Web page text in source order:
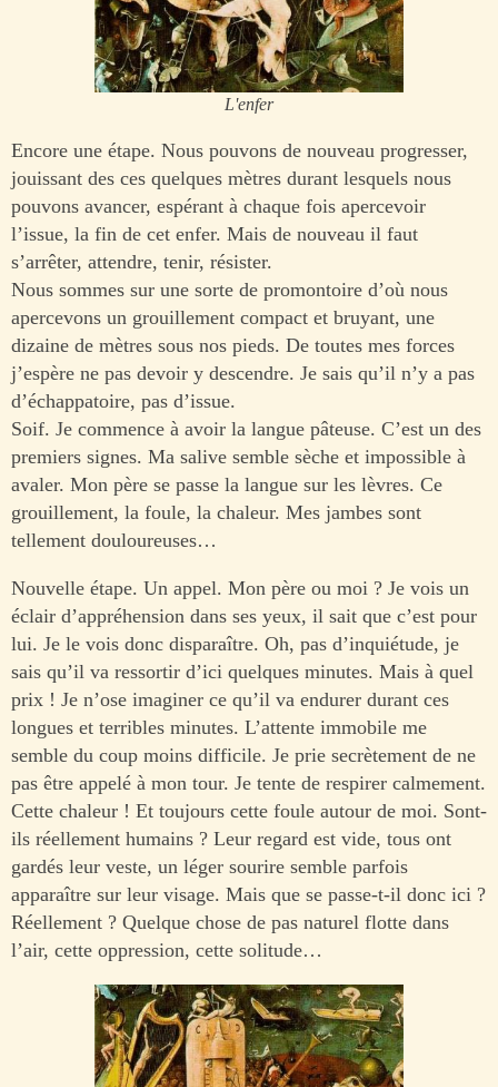
L'enfer
Encore une étape. Nous pouvons de nouveau progresser,
jouissant des ces quelques mètres durant lesquels nous
pouvons avancer, espérant à chaque fois apercevoir
l’issue, la fin de cet enfer. Mais de nouveau il faut
s’arrêter, attendre, tenir, résister.
Nous sommes sur une sorte de promontoire d’où nous
apercevons un grouillement compact et bruyant, une
dizaine de mètres sous nos pieds. De toutes mes forces
j’espère ne pas devoir y descendre. Je sais qu’il n’y a pas
d’échappatoire, pas d’issue.
Soif. Je commence à avoir la langue pâteuse. C’est un des
premiers signes. Ma salive semble sèche et impossible à
avaler. Mon père se passe la langue sur les lèvres. Ce
grouillement, la foule, la chaleur. Mes jambes sont
tellement douloureuses…
Nouvelle étape. Un appel. Mon père ou moi ? Je vois un
éclair d’appréhension dans ses yeux, il sait que c’est pour
lui. Je le vois donc disparaître. Oh, pas d’inquiétude, je
sais qu’il va ressortir d’ici quelques minutes. Mais à quel
prix ! Je n’ose imaginer ce qu’il va endurer durant ces
longues et terribles minutes. L’attente immobile me
semble du coup moins difficile. Je prie secrètement de ne
pas être appelé à mon tour. Je tente de respirer calmement.
Cette chaleur ! Et toujours cette foule autour de moi. Sont-
ils réellement humains ? Leur regard est vide, tous ont
gardés leur veste, un léger sourire semble parfois
apparaître sur leur visage. Mais que se passe-t-il donc ici ?
Réellement ? Quelque chose de pas naturel flotte dans
l’air, cette oppression, cette solitude…